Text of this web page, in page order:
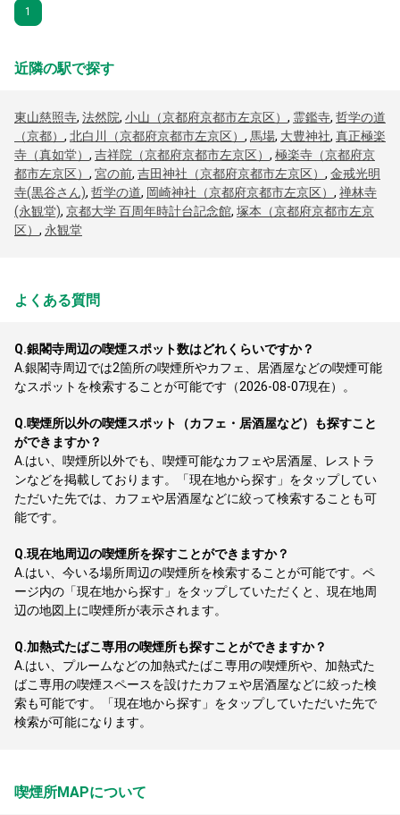
1
近隣の駅で探す
東山慈照寺, 法然院, 小山（京都府京都市左京区） , 霊鑑寺, 哲学の道
（京都） , 北白川（京都府京都市左京区） , 馬場, 大豊神社, 真正極楽
寺（真如堂） , 吉祥院（京都府京都市左京区） , 極楽寺（京都府京
都市左京区） , 宮の前, 吉田神社（京都府京都市左京区） , 金戒光明
寺(黒谷さん), 哲学の道, 岡崎神社（京都府京都市左京区） , 禅林寺
(永観堂), 京都大学 百周年時計台記念館, 塚本（京都府京都市左京
区） , 永観堂
よくある質問
Q.銀閣寺周辺の喫煙スポット数はどれくらいですか？
A.銀閣寺周辺では2箇所の喫煙所やカフェ、居酒屋などの喫煙可能
なスポットを検索することが可能です（2026-08-07現在）。
Q.喫煙所以外の喫煙スポット（カフェ・居酒屋など）も探すこと
ができますか？
A. はい、喫煙所以外でも、喫煙可能なカフェや居酒屋、レストラ
ンなどを掲載しております。「現在地から探す」をタップしてい
ただいた先では、カフェや居酒屋などに絞って検索することも可
能です。
Q.現在地周辺の喫煙所を探すことができますか？
A. はい、今いる場所周辺の喫煙所を検索することが可能です。ペ
ージ内の「現在地から探す」をタップしていただくと、現在地周
辺の地図上に喫煙所が表示されます。
Q.加熱式たばこ専用の喫煙所も探すことができますか？
A. はい、プルームなどの加熱式たばこ専用の喫煙所や、加熱式た
ばこ専用の喫煙スペースを設けたカフェや居酒屋などに絞った検
索も可能です。「現在地から探す」をタップしていただいた先で
検索が可能になります。
喫煙所MAPについて